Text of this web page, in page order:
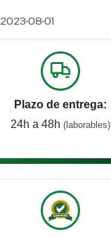
2023-08-01
Plazo de entrega:
24h a 48h (laborables)